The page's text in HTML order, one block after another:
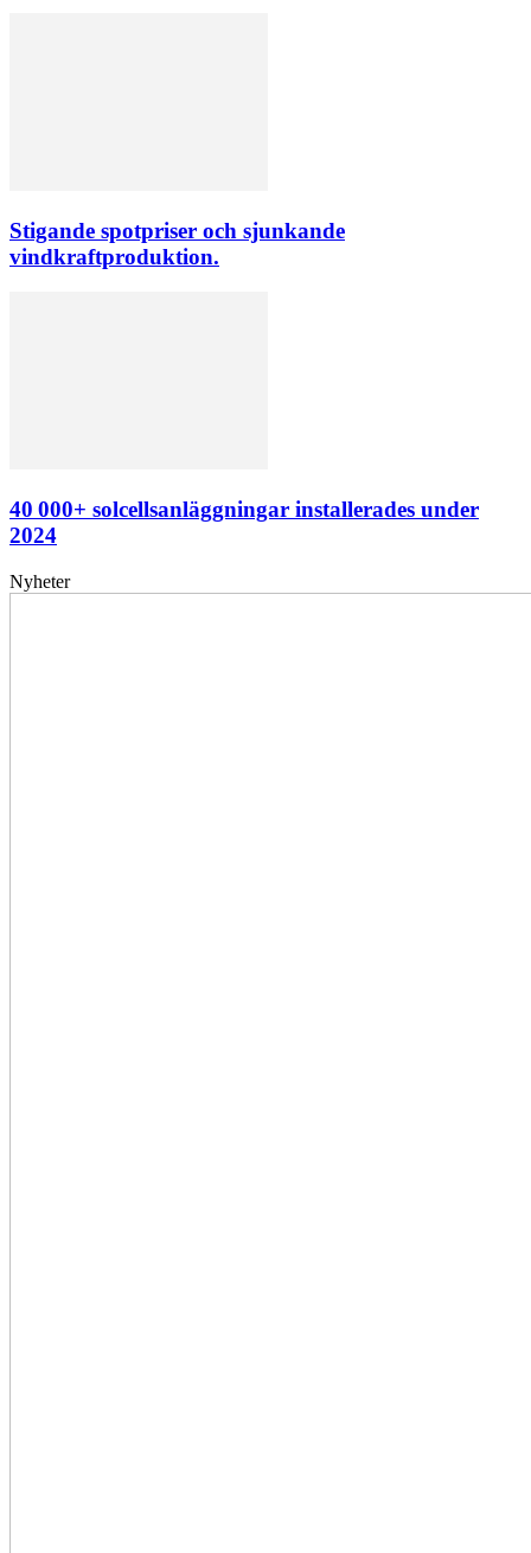
Stigande spotpriser och sjunkande
vindkraftproduktion.
40 000+ solcellsanläggningar installerades under
2024
Nyheter